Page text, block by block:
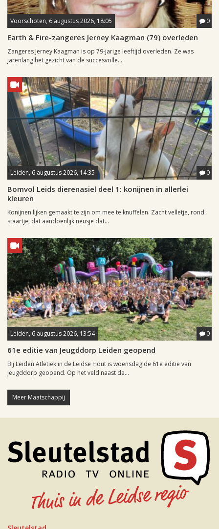
Voorschoten, 6 augustus 2026, 18:05 0
Earth & Fire-zangeres Jerney Kaagman (79) overleden
Zangeres Jerney Kaagman is op 79-jarige leeftijd overleden. Ze was
jarenlang het gezicht van de succesvolle...
Leiden, 6 augustus 2026, 14:35 0
Bomvol Leids dierenasiel deel 1: konijnen in allerlei
kleuren
Konijnen lijken gemaakt te zijn om mee te knuffelen. Zacht velletje, rond
staartje, dat aandoenlijk neusje dat...
Leiden, 6 augustus 2026, 13:54 0
61e editie van Jeugddorp Leiden geopend
Bij Leiden Atletiek in de Leidse Hout is woensdag de 61e editie van
Jeugddorp geopend. Op het veld naast de...
Meer Maatschappij